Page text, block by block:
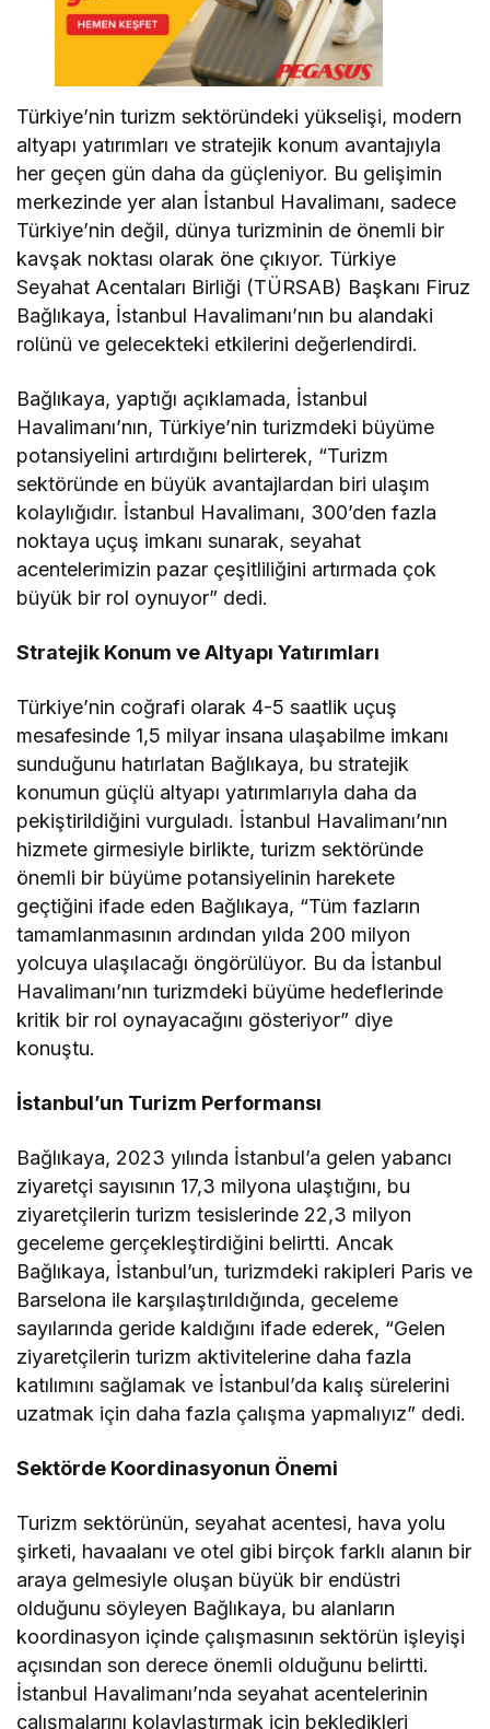
Türkiye’nin turizm sektöründeki yükselişi, modern
altyapı yatırımları ve stratejik konum avantajıyla
her geçen gün daha da güçleniyor. Bu gelişimin
merkezinde yer alan İstanbul Havalimanı, sadece
Türkiye’nin değil, dünya turizminin de önemli bir
kavşak noktası olarak öne çıkıyor. Türkiye
Seyahat Acentaları Birliği (TÜRSAB) Başkanı Firuz
Bağlıkaya, İstanbul Havalimanı’nın bu alandaki
rolünü ve gelecekteki etkilerini değerlendirdi.
Bağlıkaya, yaptığı açıklamada, İstanbul
Havalimanı’nın, Türkiye’nin turizmdeki büyüme
potansiyelini artırdığını belirterek, “Turizm
sektöründe en büyük avantajlardan biri ulaşım
kolaylığıdır. İstanbul Havalimanı, 300’den fazla
noktaya uçuş imkanı sunarak, seyahat
acentelerimizin pazar çeşitliliğini artırmada çok
büyük bir rol oynuyor” dedi.
Stratejik Konum ve Altyapı Yatırımları
Türkiye’nin coğrafi olarak 4-5 saatlik uçuş
mesafesinde 1,5 milyar insana ulaşabilme imkanı
sunduğunu hatırlatan Bağlıkaya, bu stratejik
konumun güçlü altyapı yatırımlarıyla daha da
pekiştirildiğini vurguladı. İstanbul Havalimanı’nın
hizmete girmesiyle birlikte, turizm sektöründe
önemli bir büyüme potansiyelinin harekete
geçtiğini ifade eden Bağlıkaya, “Tüm fazların
tamamlanmasının ardından yılda 200 milyon
yolcuya ulaşılacağı öngörülüyor. Bu da İstanbul
Havalimanı’nın turizmdeki büyüme hedeflerinde
kritik bir rol oynayacağını gösteriyor” diye
konuştu.
İstanbul’un Turizm Performansı
Bağlıkaya, 2023 yılında İstanbul’a gelen yabancı
ziyaretçi sayısının 17,3 milyona ulaştığını, bu
ziyaretçilerin turizm tesislerinde 22,3 milyon
geceleme gerçekleştirdiğini belirtti. Ancak
Bağlıkaya, İstanbul’un, turizmdeki rakipleri Paris ve
Barselona ile karşılaştırıldığında, geceleme
sayılarında geride kaldığını ifade ederek, “Gelen
ziyaretçilerin turizm aktivitelerine daha fazla
katılımını sağlamak ve İstanbul’da kalış sürelerini
uzatmak için daha fazla çalışma yapmalıyız” dedi.
Sektörde Koordinasyonun Önemi
Turizm sektörünün, seyahat acentesi, hava yolu
şirketi, havaalanı ve otel gibi birçok farklı alanın bir
araya gelmesiyle oluşan büyük bir endüstri
olduğunu söyleyen Bağlıkaya, bu alanların
koordinasyon içinde çalışmasının sektörün işleyişi
açısından son derece önemli olduğunu belirtti.
İstanbul Havalimanı’nda seyahat acentelerinin
çalışmalarını kolaylaştırmak için bekledikleri